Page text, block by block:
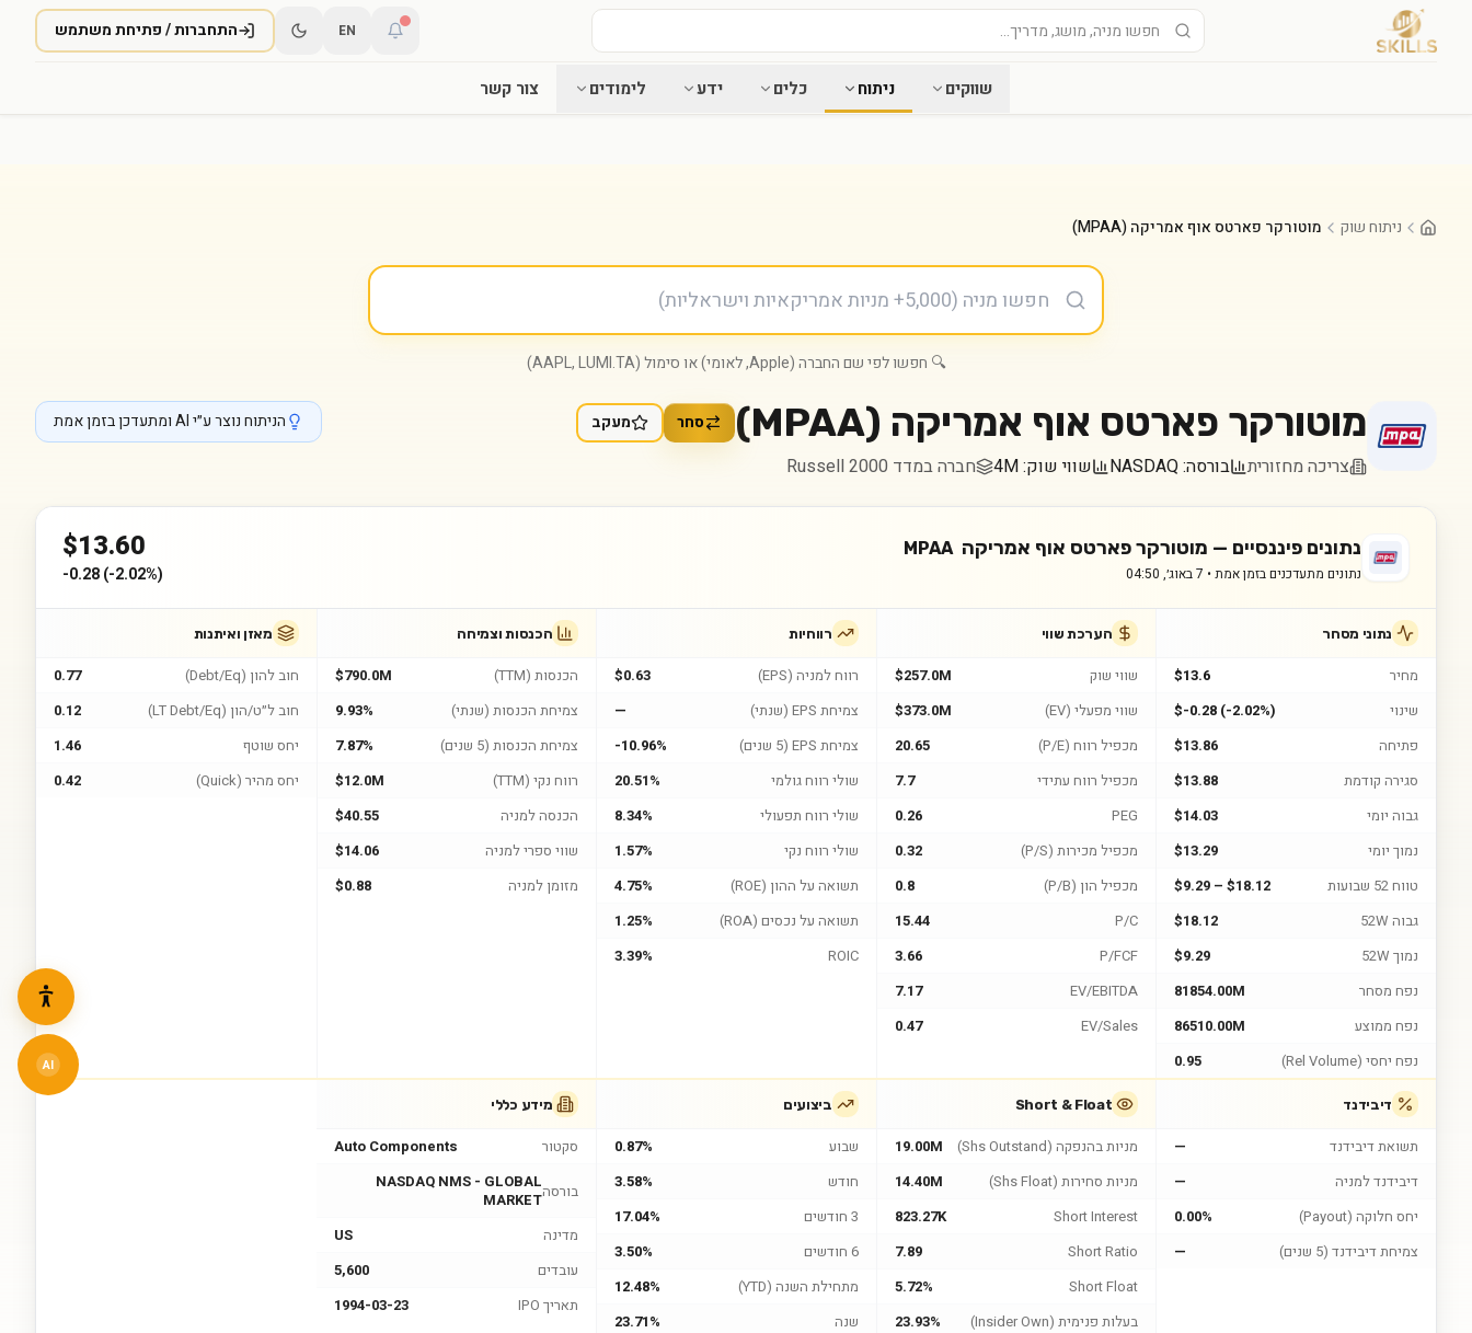
EN התחברות / פתיחת משתמש
שווקים ניתוח כלים ידע לימודים צור קשר
ניתוח שוק מוטורקר פארטס אוף אמריקה (MPAA)
🔍 חפשו לפי שם החברה (Apple, לאומי) או סימול (AAPL, LUMI.TA)
מוטורקר פארטס אוף אמריקה (
MPAA
) סחר מעקב
צריכה מחזורית בורסה:NASDAQ שווי שוק:4M חברה במדד Russell 2000
הניתוח נוצר ע״י AI ומתעדכן בזמן אמת
נתונים פיננסיים — מוטורקר פארטס אוף אמריקה MPAA
נתונים מתעדכנים בזמן אמת • 7 באוג׳, 04:50
$13.60
-0.28(-2.02%)
נתוני מסחר
מחיר
$13.6
שינוי
$-0.28 (-2.02%)
פתיחה
$13.86
סגירה קודמת
$13.88
גבוה יומי
$14.03
נמוך יומי
$13.29
טווח 52 שבועות
$9.29 – $18.12
גבוה 52W
$18.12
נמוך 52W
$9.29
נפח מסחר
81854.00M
נפח ממוצע
86510.00M
נפח יחסי (Rel Volume)
0.95
הערכת שווי
שווי שוק
$257.0M
שווי מפעלי (EV)
$373.0M
מכפיל רווח (P/E)
20.65
מכפיל רווח עתידי
7.7
PEG
0.26
מכפיל מכירות (P/S)
0.32
מכפיל הון (P/B)
0.8
P/C
15.44
P/FCF
3.66
EV/EBITDA
7.17
EV/Sales
0.47
רווחיות
רווח למניה (EPS)
$0.63
צמיחת EPS (שנתי)
—
צמיחת EPS (5 שנים)
-10.96%
שולי רווח גולמי
20.51%
שולי רווח תפעולי
8.34%
שולי רווח נקי
1.57%
תשואה על ההון (ROE)
4.75%
תשואה על נכסים (ROA)
1.25%
ROIC
3.39%
הכנסות וצמיחה
הכנסות (TTM)
$790.0M
צמיחת הכנסות (שנתי)
9.93%
צמיחת הכנסות (5 שנים)
7.87%
רווח נקי (TTM)
$12.0M
הכנסה למניה
$40.55
שווי ספרי למניה
$14.06
מזומן למניה
$0.88
מאזן ואיתנות
חוב להון (Debt/Eq)
0.77
חוב ל״ט/הון (LT Debt/Eq)
0.12
יחס שוטף
1.46
יחס מהיר (Quick)
0.42
דיבידנד
תשואת דיבידנד
—
דיבידנד למניה
—
יחס חלוקה (Payout)
0.00%
צמיחת דיבידנד (5 שנים)
—
Short & Float
מניות בהנפקה (Shs Outstand)
19.00M
מניות סחירות (Shs Float)
14.40M
Short Interest
823.27K
Short Ratio
7.89
Short Float
5.72%
בעלות פנימית (Insider Own)
23.93%
ביצועים
שבוע
0.87%
חודש
3.58%
3 חודשים
17.04%
6 חודשים
3.50%
מתחילת השנה (YTD)
12.48%
שנה
23.71%
מידע כללי
סקטור Auto Components
בורסהNASDAQ NMS - GLOBAL
MARKET
מדינה
US
עובדים
5,600
תאריך IPO
1994-03-23
AI